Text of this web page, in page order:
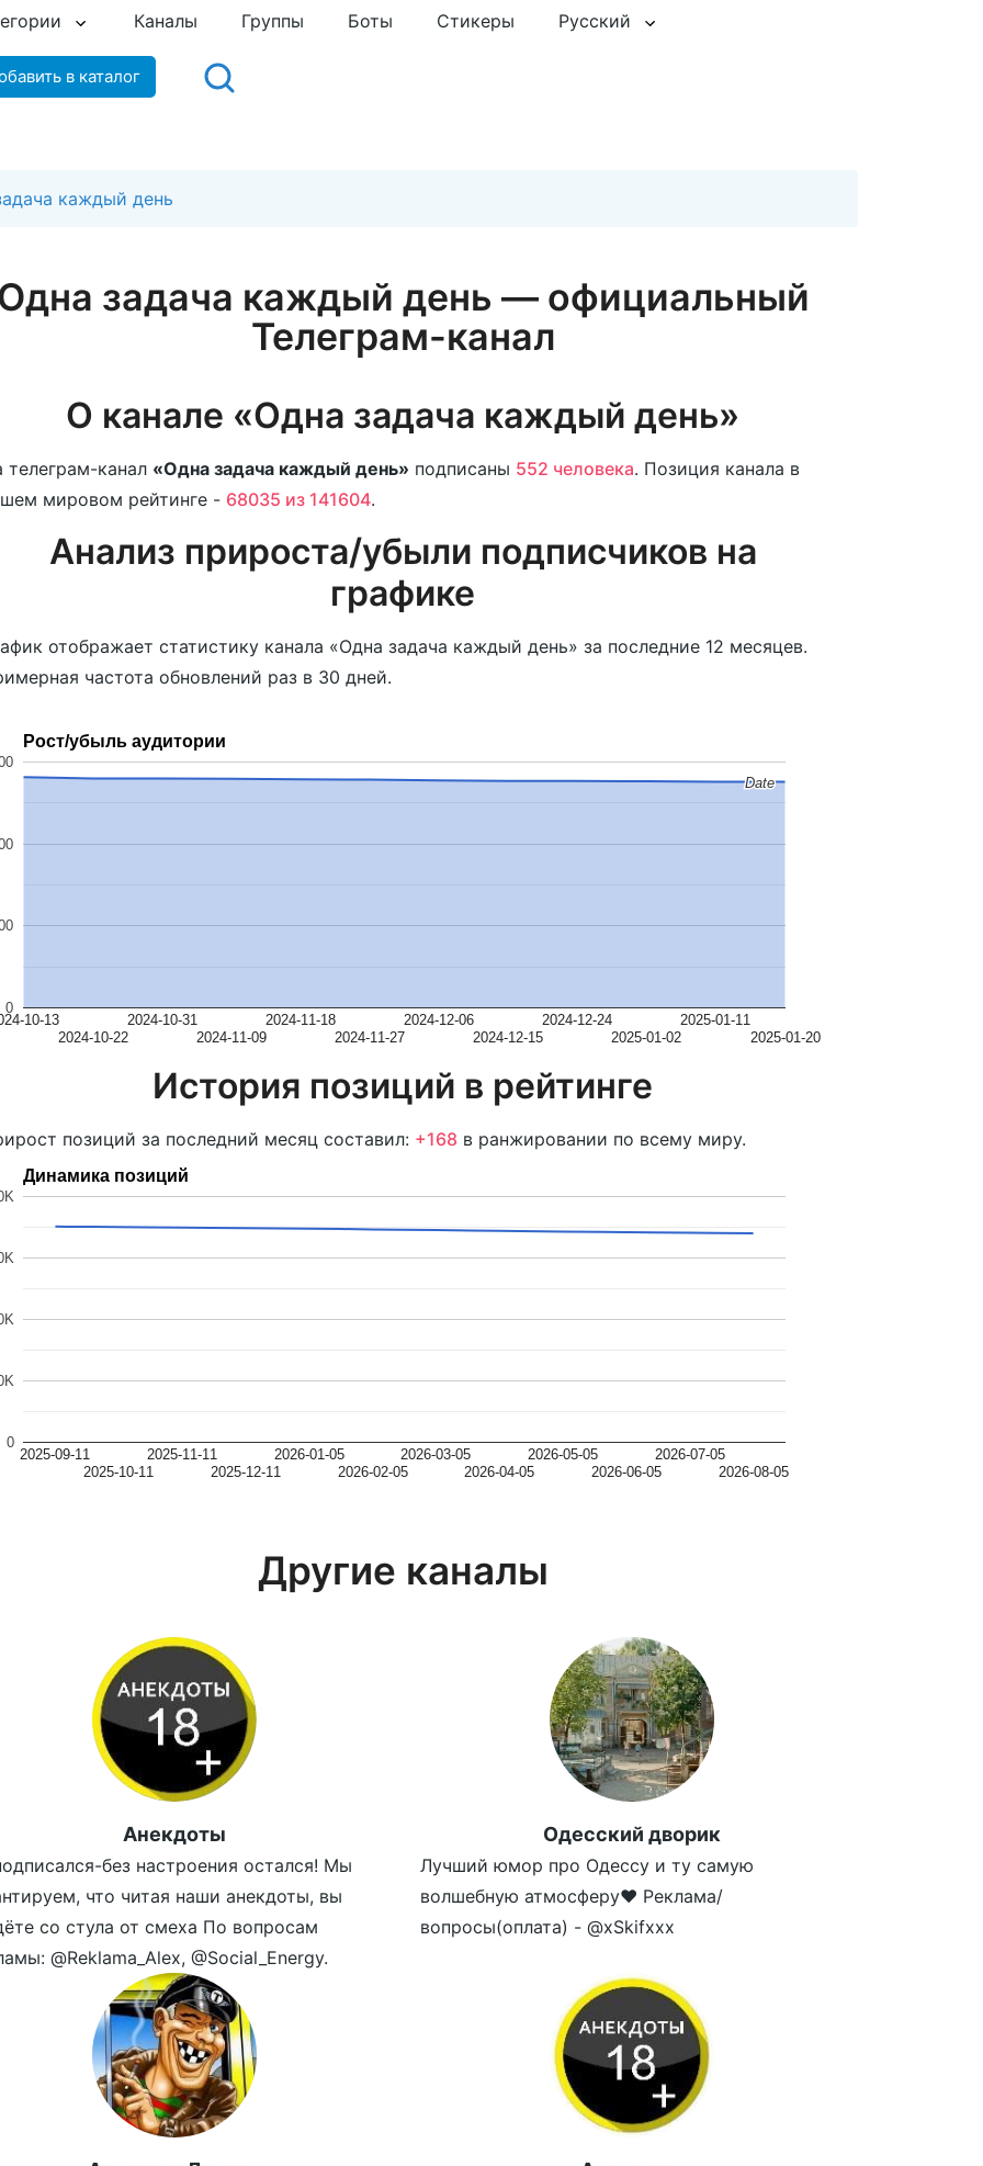
Каналы Группы Боты Стикеры Русский
в каталог
каждый день
задача каждый день — официальный
Телеграм-канал
О канале «Одна задача каждый день»
телеграм-канал «Одна задача каждый день» подписаны 552 человека. Позиция канала в
мировом рейтинге - 68035 из 141604.
Анализ прироста/убыли подписчиков на
графике
отображает статистику канала «Одна задача каждый день» за последние 12 месяцев.
частота обновлений раз в 30 дней.
Рост/убыль аудитории
10-13
2024-10-22
2024-10-31
2024-11-09
2024-11-18
2024-11-27
2024-12-06
2024-12-15
2024-12-24
2025-01-02
2025-01-11
2025-01-20
0
Date
Date
История позиций в рейтинге
позиций за последний месяц составил: +168 в ранжировании по всему миру.
Динамика позиций
2025-09-11
2025-10-11
2025-11-11
2025-12-11
2026-01-05
2026-02-05
2026-03-05
2026-04-05
2026-05-05
2026-06-05
2026-07-05
2026-08-05
0
Другие каналы
Анекдоты
без настроения остался! Мы
что читая наши анекдоты, вы
со стула от смеха По вопросам
@Reklama_Alex, @Social_Energy.
Одесский дворик
Лучший юмор про Одессу и ту самую
волшебную атмосферу❤ Реклама/
вопросы(оплата) - @xSkifxxx